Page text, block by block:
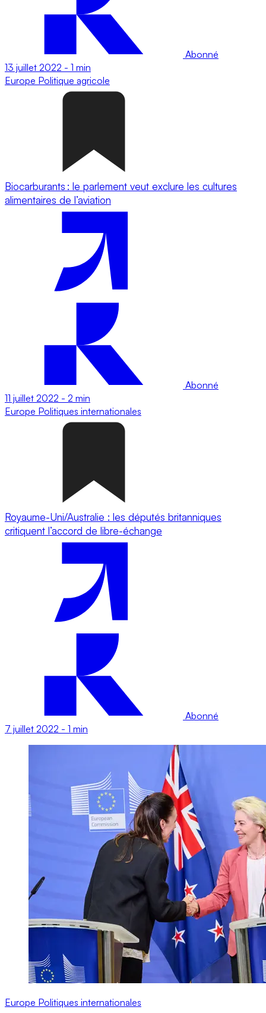
Abonné
13 juillet 2022 - 1 min
Europe Politique agricole
Biocarburants : le parlement veut exclure les cultures
alimentaires de l’aviation
Abonné
11 juillet 2022 - 2 min
Europe Politiques internationales
Royaume-Uni/Australie : les députés britanniques
critiquent l’accord de libre-échange
Abonné
7 juillet 2022 - 1 min
Europe Politiques internationales